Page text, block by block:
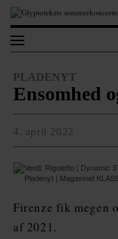
PLADENYT
Ensomhed
4. april 2022
Firenze fik megen
af 2021.